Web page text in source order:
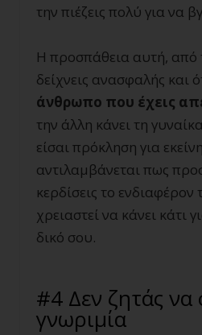
την πιέζεις πολύ για να
Η προσπάθεια αυτή, από
δείχνεις ανασφαλής και
άνθρωπο που έχεις
την άλλη κάνει τη
είσαι πρόκληση για
αντιλαμβάνεται πως
κερδίσεις το ενδιαφέρον
χρειαστεί να κάνει κάτι
δικό σου.
#4 Δεν ζητάς να
γνωριμία